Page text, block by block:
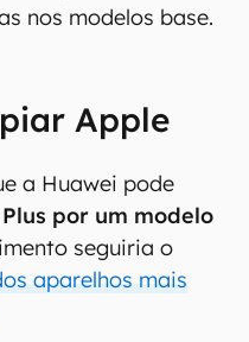
nos modelos base.
Apple
a Huawei pode
por um modelo
seguiria o
aparelhos mais